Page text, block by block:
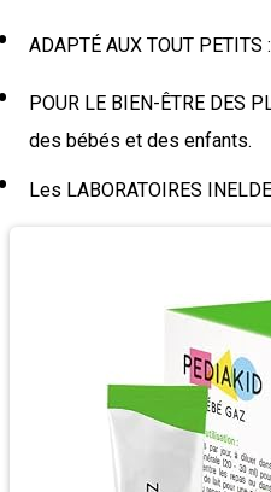
ADAPTÉ AUX TOUT
POUR LE BIEN-ÊTRE DES
des bébés et des enfants.
Les LABORATOIRES